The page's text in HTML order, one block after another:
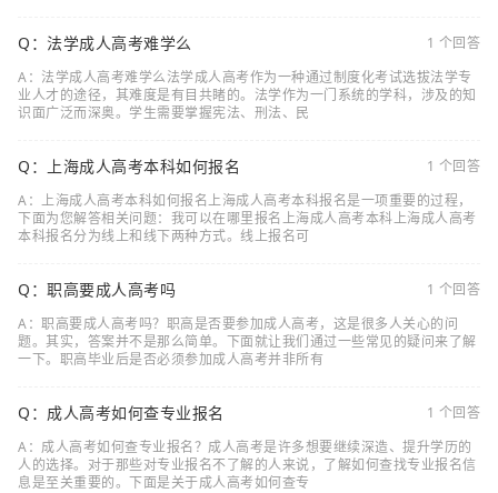
Q：法学成人高考难学么
1 个回答
A：法学成人高考难学么法学成人高考作为一种通过制度化考试选拔法学专
业人才的途径，其难度是有目共睹的。法学作为一门系统的学科，涉及的知
识面广泛而深奥。学生需要掌握宪法、刑法、民
Q：上海成人高考本科如何报名
1 个回答
A：上海成人高考本科如何报名上海成人高考本科报名是一项重要的过程，
下面为您解答相关问题：我可以在哪里报名上海成人高考本科上海成人高考
本科报名分为线上和线下两种方式。线上报名可
Q：职高要成人高考吗
1 个回答
A：职高要成人高考吗？职高是否要参加成人高考，这是很多人关心的问
题。其实，答案并不是那么简单。下面就让我们通过一些常见的疑问来了解
一下。职高毕业后是否必须参加成人高考并非所有
Q：成人高考如何查专业报名
1 个回答
A：成人高考如何查专业报名？成人高考是许多想要继续深造、提升学历的
人的选择。对于那些对专业报名不了解的人来说，了解如何查找专业报名信
息是至关重要的。下面是关于成人高考如何查专